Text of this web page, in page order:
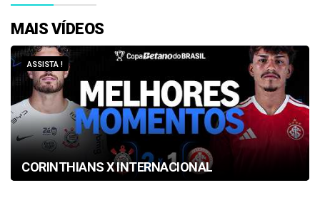
MAIS VÍDEOS
ASSISTA !
CORINTHIANS X INTERNACIONAL